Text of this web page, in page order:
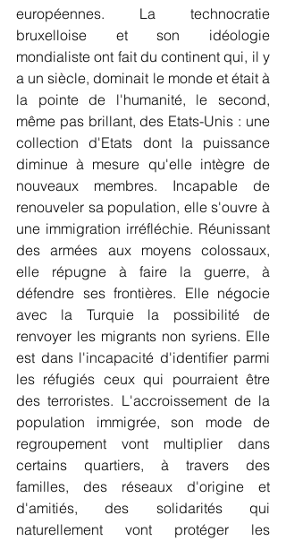
européennes. La technocratie
bruxelloise et son idéologie
mondialiste ont fait du continent qui, il y
a un siècle, dominait le monde et était à
la pointe de l'humanité, le second,
même pas brillant, des Etats-Unis : une
collection d'Etats dont la puissance
diminue à mesure qu'elle intègre de
nouveaux membres. Incapable de
renouveler sa population, elle s'ouvre à
une immigration irréfléchie. Réunissant
des armées aux moyens colossaux,
elle répugne à faire la guerre, à
défendre ses frontières. Elle négocie
avec la Turquie la possibilité de
renvoyer les migrants non syriens. Elle
est dans l'incapacité d'identifier parmi
les réfugiés ceux qui pourraient être
des terroristes. L'accroissement de la
population immigrée, son mode de
regroupement vont multiplier dans
certains quartiers, à travers des
familles, des réseaux d'origine et
d'amitiés, des solidarités qui
naturellement vont protéger les